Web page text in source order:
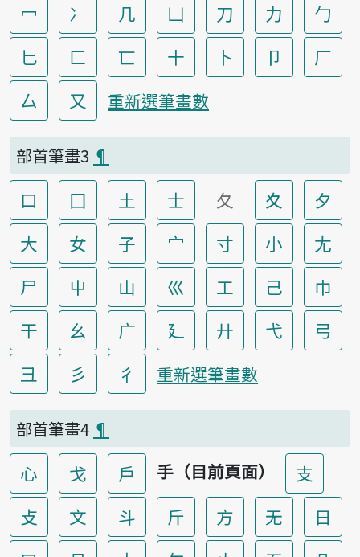
冖
冫 几 凵 刀 力
勹
匕
匚 匸 十 卜 卩
厂
厶
又 重新選筆畫數
部首筆畫3 ¶
口 囗 土 士 夂 夊
夕
大
女 子 宀 寸 小
尢
尸
屮 山 巛 工 己
巾
干
幺 广 廴 廾 弋
弓
彐
彡 彳 重新選筆畫數
部首筆畫4 ¶
心 戈 戶 手（目前頁面）
支
攴
文 斗 斤 方 无
日